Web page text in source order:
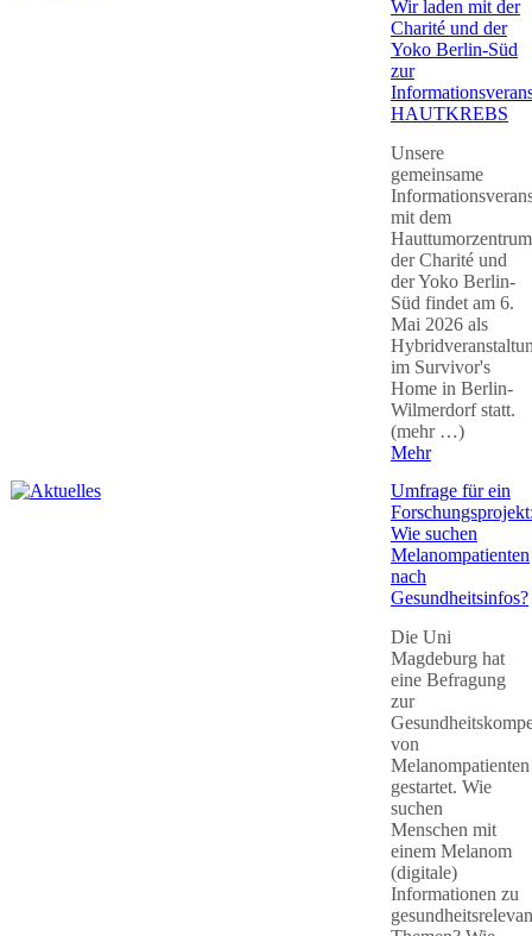
Wir laden mit der
Charité und der
Yoko Berlin-Süd
zur
HAUTKREBS
Unsere
gemeinsame
mit dem
Hauttumorzentrum
der Charité und
der Yoko Berlin-
Süd findet am 6.
Mai 2026 als
im Survivor's
Home in Berlin-
Wilmerdorf statt.
(mehr …)
Mehr
Umfrage für ein
Wie suchen
Melanompatienten
nach
Gesundheitsinfos?
Die Uni
Magdeburg hat
eine Befragung
zur
von
Melanompatienten
gestartet. Wie
suchen
Menschen mit
einem Melanom
(digitale)
Informationen zu